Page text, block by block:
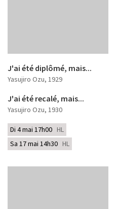
J'ai été diplômé, mais...
Yasujiro Ozu, 1929
J'ai été recalé, mais...
Yasujiro Ozu, 1930
Di 4 mai 17h00 HL
Sa 17 mai 14h30 HL